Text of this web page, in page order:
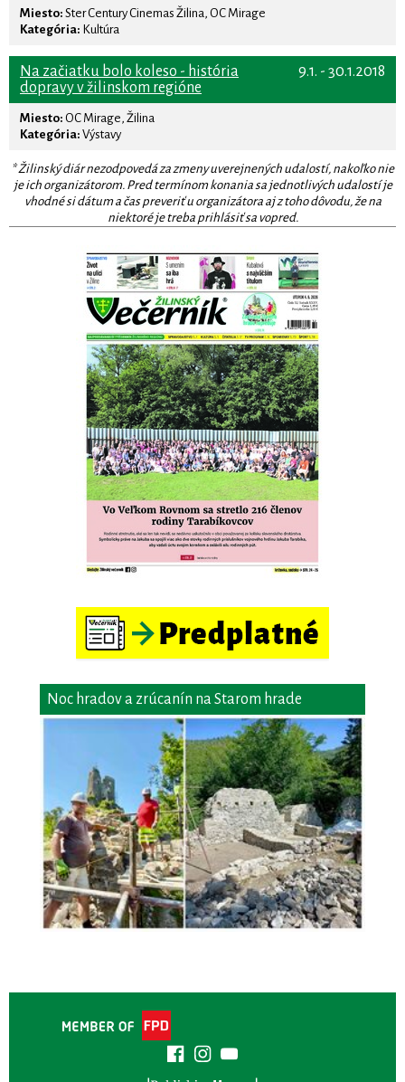
Miesto: Ster Century Cinemas Žilina, OC Mirage
Kategória: Kultúra
9.1. - 30.1.2018
Na začiatku bolo koleso - história
dopravy v žilinskom regióne
Miesto: OC Mirage, Žilina
Kategória: Výstavy
* Žilinský diár nezodpovedá za zmeny uverejnených udalostí, nakoľko nie
je ich organizátorom. Pred termínom konania sa jednotlivých udalostí je
vhodné si dátum a čas preveriť u organizátora aj z toho dôvodu, že na
niektoré je treba prihlásiť sa vopred.
Noc hradov a zrúcanín na Starom hrade